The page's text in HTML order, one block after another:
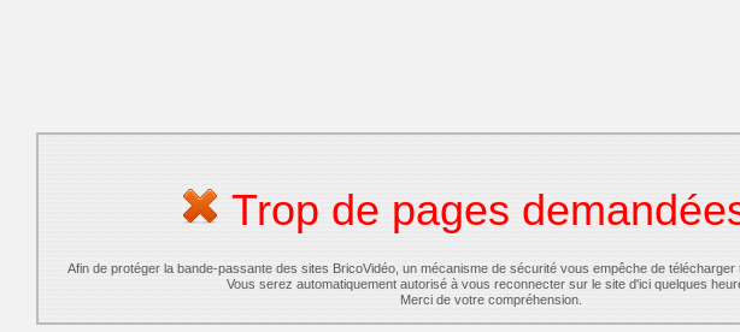
Trop de pages
Afin de protéger la bande-passante des sites BricoVidéo, un mécanisme de sécurité vous empêche de
Vous serez automatiquement autorisé à vous reconnecter sur le site d'ici quelques
Merci de votre compréhension.